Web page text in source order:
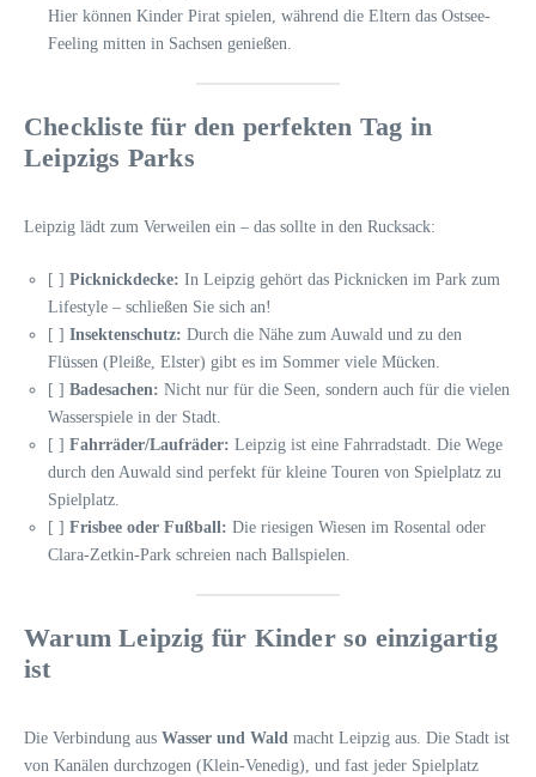
Hier können Kinder Pirat spielen, während die Eltern das Ostsee-
Feeling mitten in Sachsen genießen.
Checkliste für den perfekten Tag in
Leipzigs Parks
Leipzig lädt zum Verweilen ein – das sollte in den Rucksack:
[ ] Picknickdecke: In Leipzig gehört das Picknicken im Park zum
Lifestyle – schließen Sie sich an!
[ ] Insektenschutz: Durch die Nähe zum Auwald und zu den
Flüssen (Pleiße, Elster) gibt es im Sommer viele Mücken.
[ ] Badesachen: Nicht nur für die Seen, sondern auch für die vielen
Wasserspiele in der Stadt.
[ ] Fahrräder/Laufräder: Leipzig ist eine Fahrradstadt. Die Wege
durch den Auwald sind perfekt für kleine Touren von Spielplatz zu
Spielplatz.
[ ] Frisbee oder Fußball: Die riesigen Wiesen im Rosental oder
Clara-Zetkin-Park schreien nach Ballspielen.
Warum Leipzig für Kinder so einzigartig
ist
Die Verbindung aus Wasser und Wald macht Leipzig aus. Die Stadt ist
von Kanälen durchzogen (Klein-Venedig), und fast jeder Spielplatz